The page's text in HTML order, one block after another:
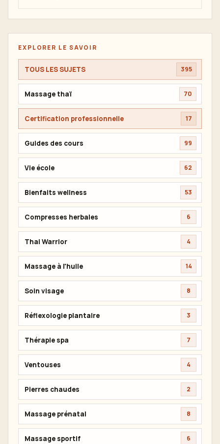
EXPLORER LE SAVOIR
TOUS LES SUJETS 395
Massage thaï 70
Certification professionnelle 17
Guides des cours 99
Vie école 62
Bienfaits wellness 53
Compresses herbales 6
Thai Warrior 4
Massage à l'huile 14
Soin visage 8
Réflexologie plantaire 3
Thérapie spa 7
Ventouses 4
Pierres chaudes 2
Massage prénatal 8
Massage sportif 6